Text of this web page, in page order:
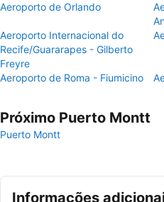
Aeroporto de Orlando
Aeroporto Internacional do
Recife/Guararapes - Gilberto
Freyre
Aeroporto de Roma - Fiumicino
Próximo Puerto Montt
Puerto Montt
Informações